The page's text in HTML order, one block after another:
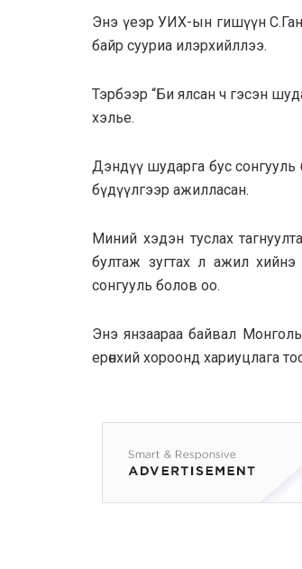
Энэ үеэр УИХ-ын гишүүн
байр cyypиа илэрхийллээ.
Тэрбээр “Би ялcaн ч гэсэн
хэлье.
Дэндүү шудapга бус сонгууль
бүдүүлгээр ажиллacaн.
Mиний хэдэн туслах
бултаж зугтах л ажил
сонгууль болов оо.
Энэ янзаараа байвал
epөнxий xopooнд xapиуцлaгa